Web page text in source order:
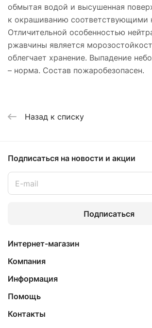
обмытая водой и высушенная
к окрашиванию соответствующими
Отличительной особенностью
ржавчины является
облегчает хранение. Выпадение
– норма. Состав пожаробезопасен.
Назад к списку
Подписаться на новости и акции
Подписаться
Интернет-магазин
Компания
Информация
Помощь
Контакты